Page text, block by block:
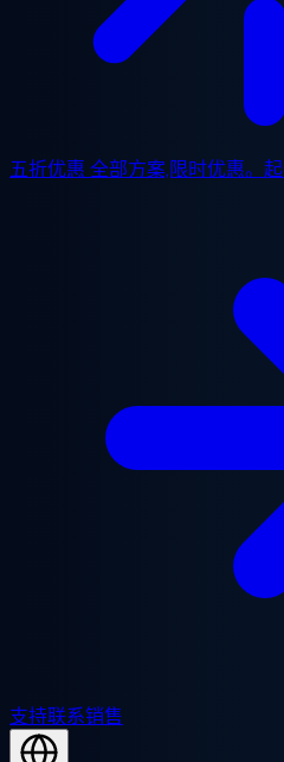
五折优惠 全部方案,限时优惠。
支持联系销售